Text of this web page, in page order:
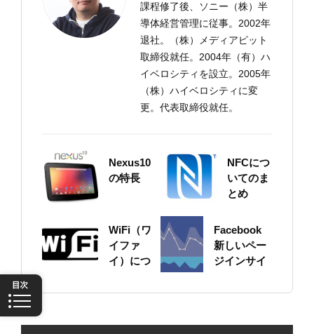
課程修了後、ソニー（株）半
導体経営管理に従事。2002年
退社。（株）メディアピット
取締役就任。2004年（有）ハ
イベロシティを設立。2005年
（株）ハイベロシティに変
更。代表取締役就任。
Nexus10
の特長
NFCにつ
いてのま
とめ
WiFi（ワ
イファ
イ）につ
とめ
Facebook
新しいペー
ジインサイ
Insight）が